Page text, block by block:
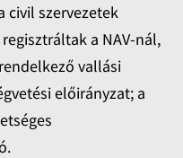
civil szervezetek
a NAV-nál,
vallási
előirányzat; a